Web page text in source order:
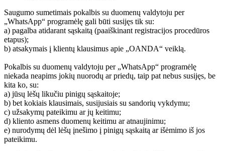
Saugumo sumetimais pokalbis su duomenų valdytoju per
„WhatsApp“ programėlę gali būti susijęs tik su:
a) pagalba atidarant sąskaitą (paaiškinant registracijos procedūros
etapus);
b) atsakymais į klientų klausimus apie „OANDA“ veiklą.
Pokalbis su duomenų valdytoju per „WhatsApp“ programėlę
niekada neapims jokių nuorodų ar priedų, taip pat nebus susijęs, be
kita ko, su:
a) jūsų lėšų likučiu pinigų sąskaitoje;
b) bet kokiais klausimais, susijusiais su sandorių vykdymu;
c) užsakymų pateikimu ar jų keitimu;
d) kliento asmens duomenų keitimu ar atnaujinimu;
e) nurodymų dėl lėšų įnešimo į pinigų sąskaitą ar išėmimo iš jos
pateikimu.